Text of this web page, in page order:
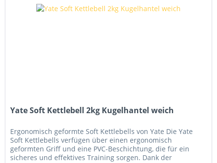
Yate Soft Kettlebell 2kg Kugelhantel weich
Ergonomisch geformte Soft Kettlebells von Yate Die Yate
Soft Kettlebells verfügen über einen ergonomisch
geformten Griff und eine PVC-Beschichtung, die für ein
sicheres und effektives Training sorgen. Dank der